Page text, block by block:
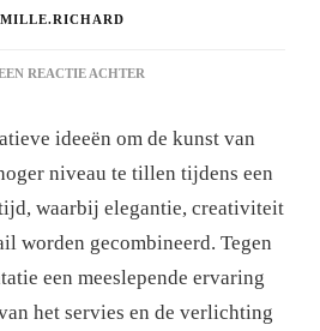
REACTIE ACHTEROP
OM
DE
VAN
TAFELDEKKEN
TIJDENS
GASTRONOMISCHE
ideeën om de kunst van
niveau te tillen tijdens een
waarbij elegantie, creativiteit
worden gecombineerd. Tegen
een meeslepende ervaring
het servies en de verlichting